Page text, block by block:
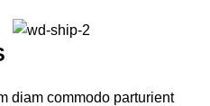
diam commodo parturient